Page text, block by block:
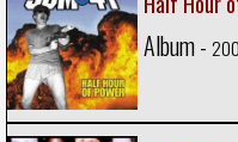
Album -